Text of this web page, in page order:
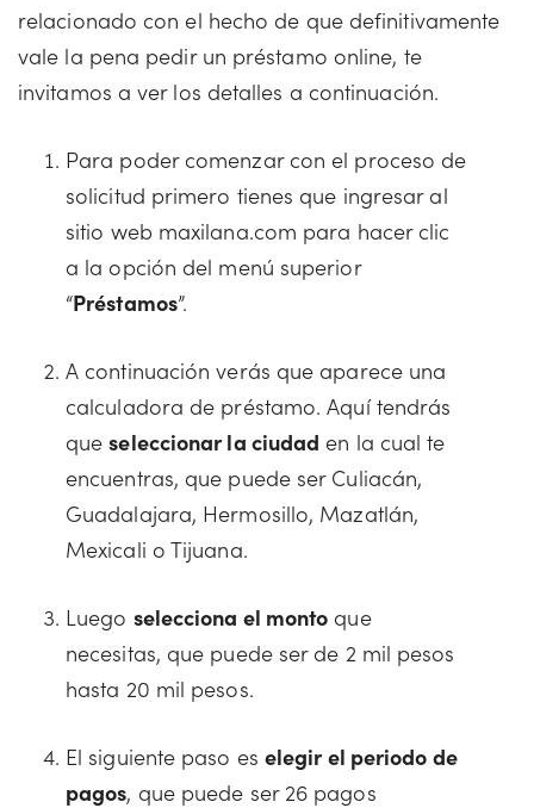
relacionado con el hecho de que definitivamente
vale la pena pedir un préstamo online, te
invitamos a ver los detalles a continuación.
Para poder comenzar con el proceso de
solicitud primero tienes que ingresar al
sitio web maxilana.com para hacer clic
a la opción del menú superior
“Préstamos”.
A continuación verás que aparece una
calculadora de préstamo. Aquí tendrás
queseleccionar la ciudad en la cual te
encuentras, que puede ser Culiacán,
Guadalajara, Hermosillo, Mazatlán,
Mexicali o Tijuana.
Luego selecciona el monto que
necesitas, que puede ser de 2 mil pesos
hasta 20 mil pesos.
El siguiente paso es elegir el periodo de
pagos, que puede ser 26 pagos